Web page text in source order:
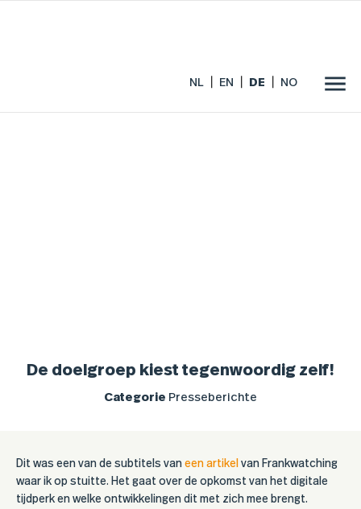
NL EN DE NO
De doelgroep kiest tegenwoordig zelf!
Categorie Presseberichte
Dit was een van de subtitels van een artikel van Frankwatching
waar ik op stuitte. Het gaat over de opkomst van het digitale
tijdperk en welke ontwikkelingen dit met zich mee brengt.